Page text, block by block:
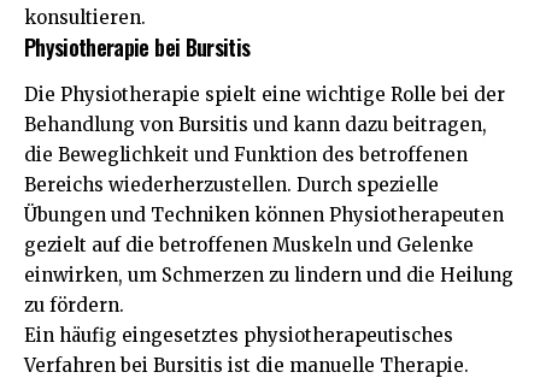
konsultieren.
Physiotherapie bei Bursitis
Die Physiotherapie spielt eine wichtige Rolle bei der
Behandlung von Bursitis und kann dazu beitragen,
die Beweglichkeit und Funktion des betroffenen
Bereichs wiederherzustellen. Durch spezielle
Übungen und Techniken können Physiotherapeuten
gezielt auf die betroffenen Muskeln und Gelenke
einwirken, um Schmerzen zu lindern und die Heilung
zu fördern.
Ein häufig eingesetztes physiotherapeutisches
Verfahren bei Bursitis ist die manuelle Therapie.